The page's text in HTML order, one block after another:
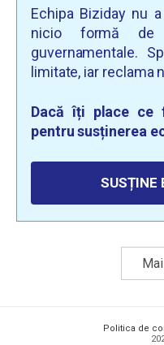
Echipa Biziday nu
nicio formă de
guvernamentale.
limitate, iar reclama
Dacă îți place ce
pentru susținerea
SUSȚINE
Politica de